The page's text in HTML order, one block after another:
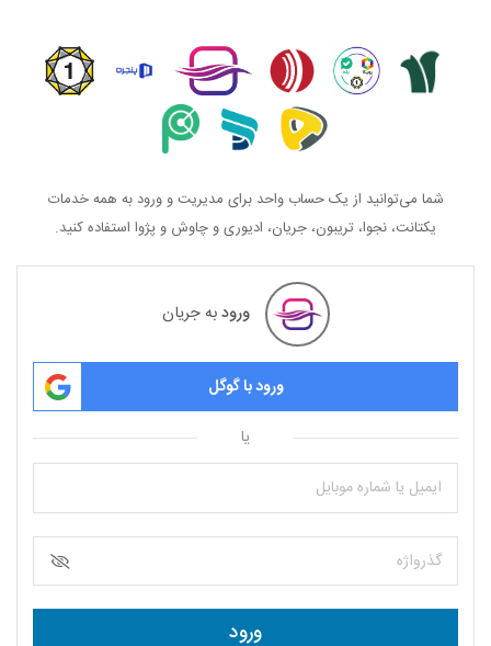
شما می‌توانید از یک حساب واحد برای مدیریت و ورود به همه خدمات
یکتانت، نجوا، تریبون، جریان، ادیوری و چاوش و پژوا استفاده کنید.
ورودبه جریان
ورود با گوگل
یا
ایمیل یا شماره موبایل
گذرواژه
ورود